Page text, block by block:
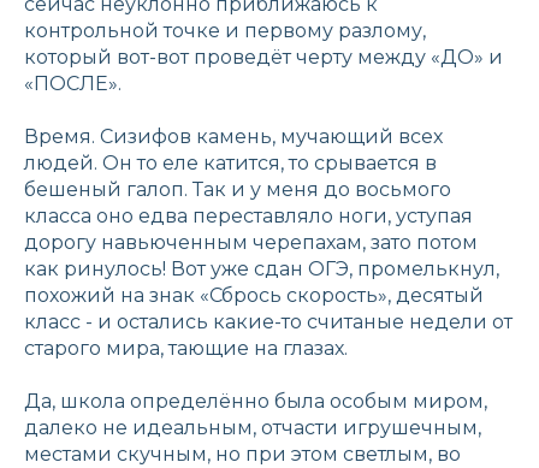
контрольной точке и первому разлому,
который вот-вот проведёт черту между «ДО» и
«ПОСЛЕ».
Время. Сизифов камень, мучающий всех
людей. Он то еле катится, то срывается в
бешеный галоп. Так и у меня до восьмого
класса оно едва переставляло ноги, уступая
дорогу навьюченным черепахам, зато потом
как ринулось! Вот уже сдан ОГЭ, промелькнул,
похожий на знак «Сбрось скорость», десятый
класс - и остались какие-то считаные недели от
старого мира, тающие на глазах.
Да, школа определённо была особым миром,
далеко не идеальным, отчасти игрушечным,
местами скучным, но при этом светлым, во